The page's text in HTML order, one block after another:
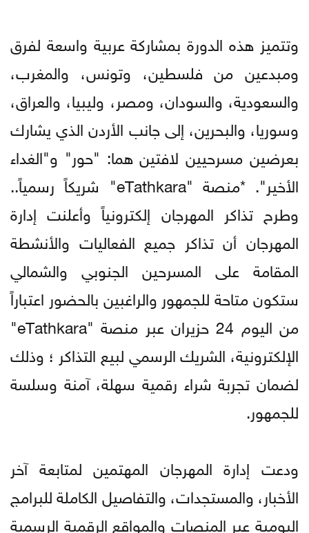
وتتميز هذه الدورة بمشاركة عربية واسعة لفرق
ومبدعين من فلسطين، وتونس، والمغرب،
والسعودية، والسودان، ومصر، وليبيا، والعراق،
وسوريا، والبحرين، إلى جانب الأردن الذي يشارك
بعرضين مسرحيين لافتين هما: "حور" و"الغداء
الأخير". *منصة "eTathkara" شريكاً رسمياً..
وطرح تذاكر المهرجان إلكترونياً وأعلنت إدارة
المهرجان أن تذاكر جميع الفعاليات والأنشطة
المقامة على المسرحين الجنوبي والشمالي
ستكون متاحة للجمهور والراغبين بالحضور اعتباراً
من اليوم 24 حزيران عبر منصة "eTathkara"
الإلكترونية، الشريك الرسمي لبيع التذاكر ؛ وذلك
لضمان تجربة شراء رقمية سهلة، آمنة وسلسة
للجمهور.
ودعت إدارة المهرجان المهتمين لمتابعة آخر
الأخبار، والمستجدات، والتفاصيل الكاملة للبرامج
اليومية عبر المنصات والمواقع الرقمية الرسمية